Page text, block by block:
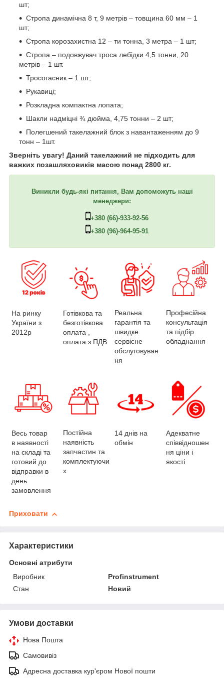
шт;
Стропа динамічна 8 т, 9 метрів – товщина 60 мм – 1
шт;
Стропа корозахистна 12 – ти тонна, 3 метра – 1 шт;
Стропа – подовжувач троса лебідки 4,5 тонни, 20
метрів – 1 шт.
Тросогасник – 1 шт;
Рукавиці;
Розкладна компактна лопата;
Шакли надміцні ¾ дюйма, 4,75 тонни – 2 шт;
Полегшений такелажний блок з навантаженням до 9
тонн – 1шт.
Зверніть увагу! Даний такелажний не підходить для
важких позашляховиків масою понад 2800 кг.
Виникли будь-які питання, Вам допоможуть наші
менеджери:
+380 (66)-933-92-56
+380 (96)-964-95-91
На ринку
України з
2012р
Готівкова та
безготівкова
оплата ,
оплата з ПДВ
Реальна
гарантія та
швидке
сервісне
обслуговуван
ня
Професійна
консультація
та підбір
обладнання
Весь товар
в наявності
на складі та
готовий до
відправки в
день
замовлення
Постійна
наявність
запчастин та
комплектуючи
х
14 днів на
обмін
Адекватне
співвідношен
ня ціни і
якості
Приховати
Характеристики
Основні атрибути
Виробник
Profinstrument
Стан
Новий
Умови доставки
Нова Пошта
Самовивіз
Адресна доставка кур'єром Нової пошти